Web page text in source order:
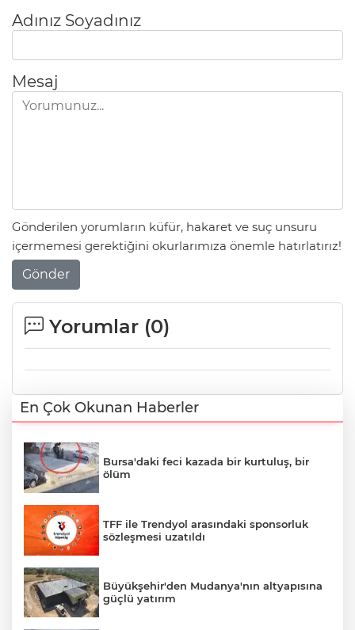
Adınız Soyadınız
Mesaj
Gönderilen yorumların küfür, hakaret ve suç unsuru
içermemesi gerektiğini okurlarımıza önemle hatırlatırız!
Gönder
Yorumlar (0)
En Çok Okunan Haberler
Bursa'daki feci kazada bir kurtuluş, bir
ölüm
TFF ile Trendyol arasındaki sponsorluk
sözleşmesi uzatıldı
Büyükşehir'den Mudanya'nın altyapısına
güçlü yatırım